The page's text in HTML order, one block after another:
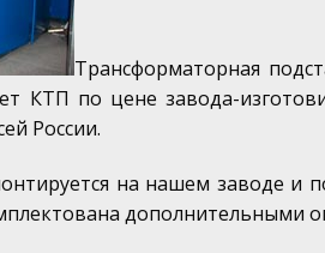
Трансформаторная
КТП по цене завода-
России.
на нашем заводе
дополнительными